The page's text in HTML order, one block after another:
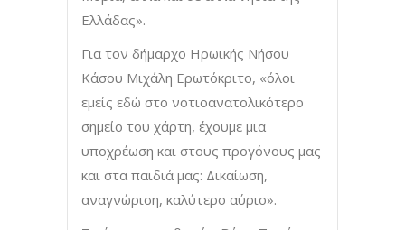
Ελλάδας».
Για τον δήμαρχο Ηρωικής Νήσου
Κάσου Μιχάλη Ερωτόκριτο, «όλοι
εμείς εδώ στο νοτιοανατολικότερο
σημείο του χάρτη, έχουμε μια
υποχρέωση και στους προγόνους μας
και στα παιδιά μας: Δικαίωση,
αναγνώριση, καλύτερο αύριο».